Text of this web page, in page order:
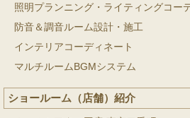
照明プランニング・ライティングコー
防音＆調音ルーム設計・施工
インテリアコーディネート
マルチルームBGMシステム
ショールーム（店舗）紹介